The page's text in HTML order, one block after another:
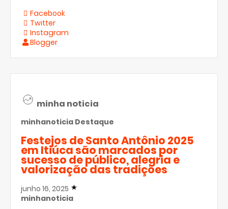
Facebook
Twitter
Instagram
Blogger
minha noticia
minhanoticia Destaque
Festejos de Santo Antônio 2025
em Itiúca são marcados por
sucesso de público, alegria e
valorização das tradições
junho 16, 2025
minhanoticia